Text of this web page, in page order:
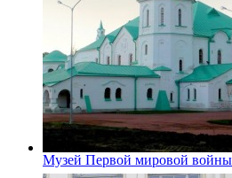
Музей Первой мировой войны